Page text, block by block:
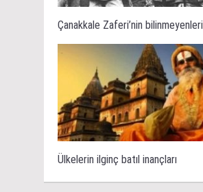
Çanakkale Zaferi’nin bilinmeyenleri
Ülkelerin ilginç batıl inançları